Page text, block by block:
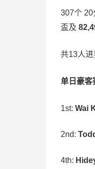
307个 20
盃及
共13人进
单日豪客
1st: Wai
2nd:
4th: